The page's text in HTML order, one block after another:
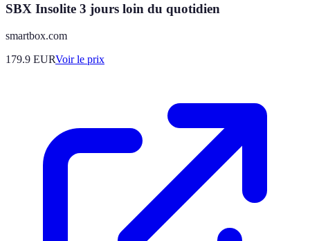
SBX Insolite 3 jours loin du quotidien
smartbox.com
179.9 EURVoir le prix